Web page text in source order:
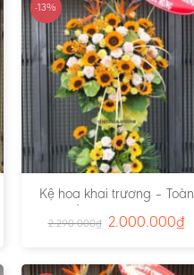
-13%
Kệ hoa khai trương – Toàn
2.290.000₫ 2.000.000₫